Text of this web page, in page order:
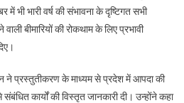
भी भारी वर्ष की संभावना के दृष्टिगत सभी
बीमारियों की रोकथाम के लिए प्रभावी
ने प्रस्तुतीकरण के माध्यम से प्रदेश में आपदा की
संबंधित कार्यों की विस्तृत जानकारी दी। उन्होंने कहा